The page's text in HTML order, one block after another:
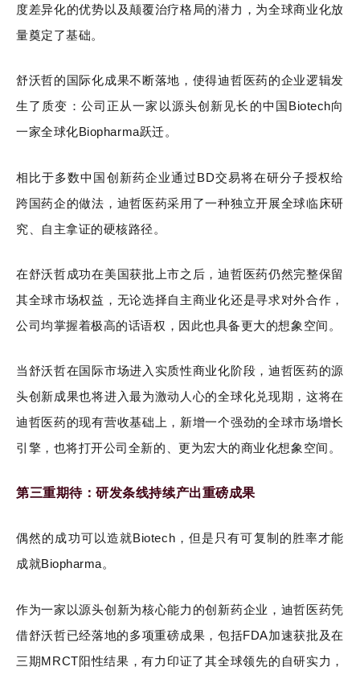
度差异化的优势以及颠覆治疗格局的潜力，为全球商业化放
量奠定了基础。
舒沃哲的国际化成果不断落地，使得迪哲医药的企业逻辑发
生了质变：公司正从一家以源头创新见长的中国Biotech向
一家全球化Biopharma跃迁。
相比于多数中国创新药企业通过BD交易将在研分子授权给
跨国药企的做法，迪哲医药采用了一种独立开展全球临床研
究、自主拿证的硬核路径。
在舒沃哲成功在美国获批上市之后，迪哲医药仍然完整保留
其全球市场权益，无论选择自主商业化还是寻求对外合作，
公司均掌握着极高的话语权，因此也具备更大的想象空间。
当舒沃哲在国际市场进入实质性商业化阶段，迪哲医药的源
头创新成果也将进入最为激动人心的全球化兑现期，这将在
迪哲医药的现有营收基础上，新增一个强劲的全球市场增长
引擎，也将打开公司全新的、更为宏大的商业化想象空间。
第三重期待：研发条线持续产出重磅成果
偶然的成功可以造就Biotech，但是只有可复制的胜率才能
成就Biopharma。
作为一家以源头创新为核心能力的创新药企业，迪哲医药凭
借舒沃哲已经落地的多项重磅成果，包括FDA加速获批及在
三期MRCT阳性结果，有力印证了其全球领先的自研实力，